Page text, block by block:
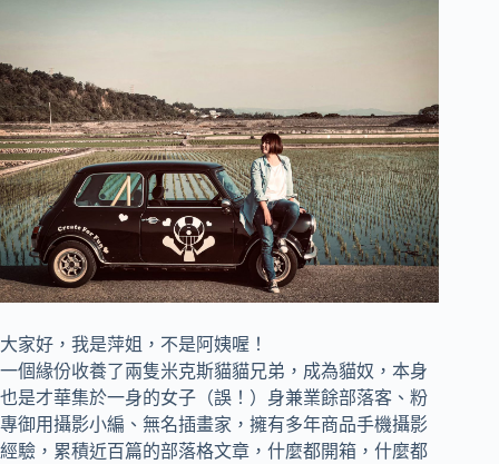
大家好，我是萍姐，不是阿姨喔！
一個緣份收養了兩隻米克斯貓貓兄弟，成為貓奴， 本身
也是才華集於一身的女子（誤！）身兼業餘部落客、 粉
專御用攝影小編、 無名插畫家， 擁有多年商品手機攝影
經驗，累積近百篇的部落格文章， 什麼都開箱，什麼都